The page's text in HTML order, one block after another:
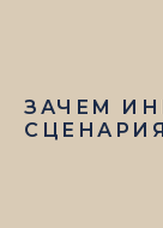
ЗАЧЕМ